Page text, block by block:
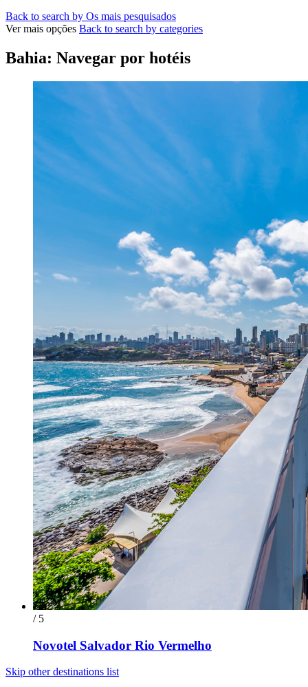
Back to search by Os mais pesquisados
Ver mais opções Back to search by categories
Bahia: Navegar por hotéis
/ 5
Novotel Salvador Rio Vermelho
Skip other destinations list